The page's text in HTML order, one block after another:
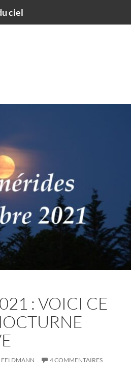
ciel
: VOICI CE
FELDMANN 4 COMMENTAIRES